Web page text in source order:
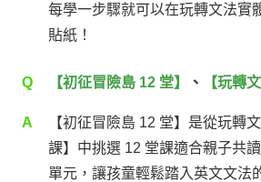
每學一步驟就可以在玩轉文法實
貼紙！
Q 【初征冒險島 12 堂】 、 【玩轉
A
【初征冒險島 12 堂】是從玩轉
課】中挑選 12 堂課適合親子共
單元，讓孩童輕鬆踏入英文文法